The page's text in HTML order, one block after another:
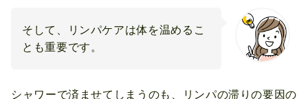
そして、リンパケアは体を温めるこ
とも重要です。
シャワーで済ませてしまうのも、リンパの滞りの要因の